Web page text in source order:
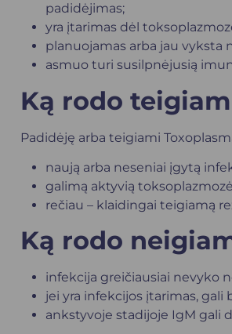
padidėjimas;
yra įtarimas dėl
planuojamas arba jau vyksta
asmuo turi susilpnėjusią
Ką rodo
Padidėję arba teigiami
naują arba neseniai įgytą
galimą aktyvią
rečiau – klaidingai teigiamą
Ką rodo
infekcija greičiausiai nevyko
jei yra infekcijos įtarimas,
ankstyvoje stadijoje IgM gali